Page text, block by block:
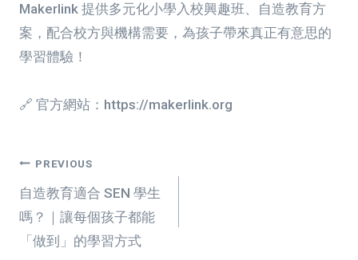
Makerlink 提供多元化小學入校興趣班、自造教育方
案，配合校方與機構需要，為孩子帶來真正有意思的
學習體驗！
🔗 官方網站：https://makerlink.org
Post
navigation
PREVIOUS
自造教育適合 SEN 學生
嗎？｜讓每個孩子都能
「做到」的學習方式